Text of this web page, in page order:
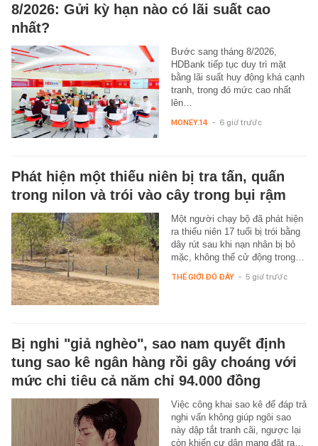
8/2026: Gửi kỳ hạn nào có lãi suất cao
nhất?
Bước sang tháng 8/2026,
HDBank tiếp tục duy trì mặt
bằng lãi suất huy động khá cạnh
tranh, trong đó mức cao nhất
lên…
MONEY.14 - 6 giờ trước
Phát hiện một thiếu niên bị tra tấn, quấn
trong nilon và trói vào cây trong bụi rậm
Một người chạy bộ đã phát hiện
ra thiếu niên 17 tuổi bị trói bằng
dây rút sau khi nạn nhân bị bỏ
mặc, không thể cử động trong…
THẾ GIỚI ĐÓ ĐÂY - 5 giờ trước
Bị nghi "giả nghèo", sao nam quyết định
tung sao kê ngân hàng rồi gây choáng với
mức chi tiêu cả năm chỉ 94.000 đồng
Việc công khai sao kê để đáp trả
nghi vấn không giúp ngôi sao
này dập tắt tranh cãi, ngược lại
còn khiến cư dân mạng đặt ra…